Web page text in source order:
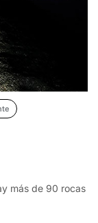
más de 90 rocas